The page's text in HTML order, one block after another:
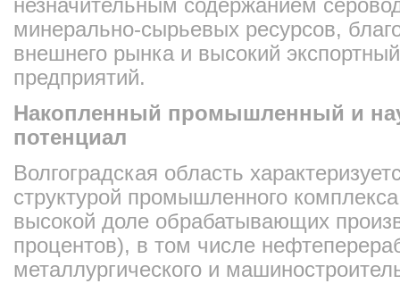
незначительным содержанием
минерально-сырьевых ресурсов,
внешнего рынка и высокий
предприятий.
Накопленный промышленный и
потенциал
Волгоградская область
структурой промышленного
высокой доле обрабатывающих
процентов), в том числе
металлургического и